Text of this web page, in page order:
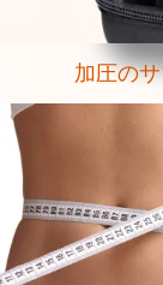
加圧の